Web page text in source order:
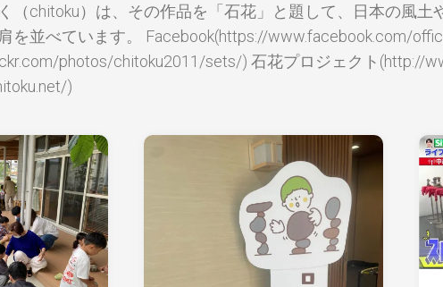
シ
ョ
ッ
プ・
ご
依
頼
石
花
公
式
（chitoku）は、その作品を「石花」と題して、日本の風土
を並べています。 Facebook(https://www.facebook.com/
photos/chitoku2011/sets/) 石花プロジェクト(http://
)